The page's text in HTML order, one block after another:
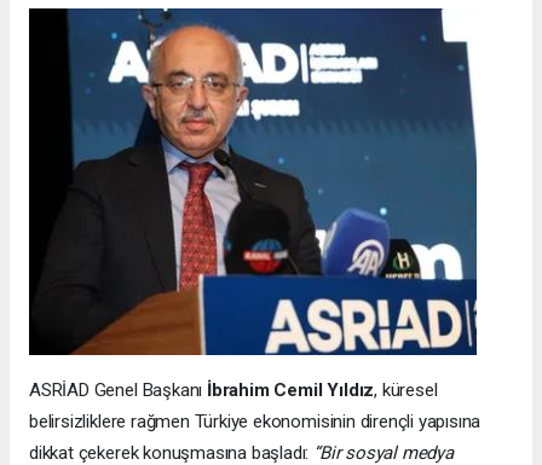
ASRİAD Genel Başkanı İbrahim Cemil Yıldız, küresel
belirsizliklere rağmen Türkiye ekonomisinin dirençli yapısına
dikkat çekerek konuşmasına başladı: “Bir sosyal medya